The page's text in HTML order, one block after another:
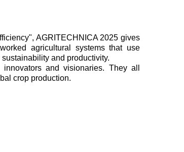
AGRITECHNICA 2025 gives
agricultural systems that use
and productivity.
and visionaries. They all
crop production.